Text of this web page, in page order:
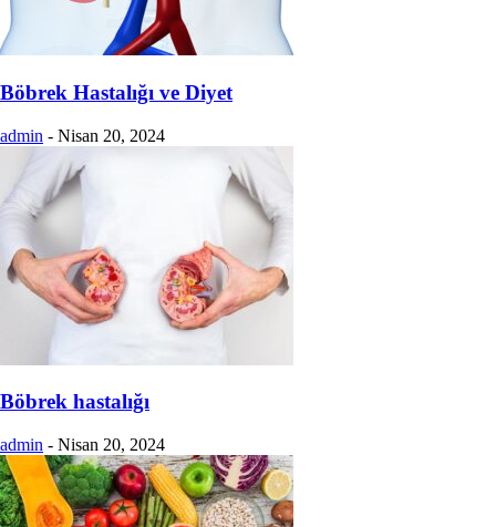
Böbrek Hastalığı ve Diyet
admin - Nisan 20, 2024
Böbrek hastalığı
admin - Nisan 20, 2024